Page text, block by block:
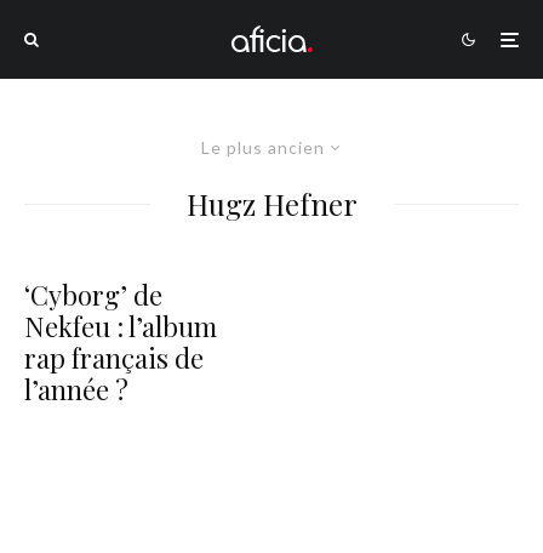
Le plus ancien
Hugz Hefner
‘Cyborg’ de
Nekfeu : l’album
rap français de
l’année ?